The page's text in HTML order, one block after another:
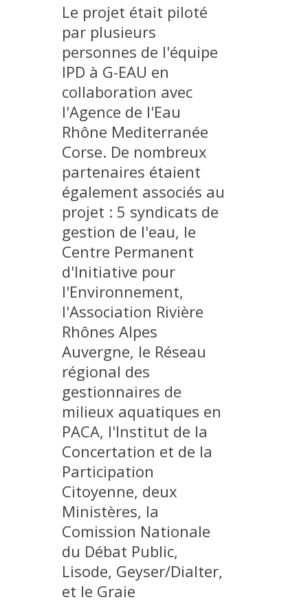
WORKING PAPERS
NOTES THÉMATIQUES
NOS TRAVAUX EN VIDÉO
Le projet était piloté
par plusieurs
personnes de l'équipe
IPD à G-EAU en
collaboration avec
l'Agence de l'Eau
Rhône Mediterranée
Corse. De nombreux
partenaires étaient
également associés au
projet : 5 syndicats de
gestion de l'eau, le
Centre Permanent
d'Initiative pour
l'Environnement,
l'Association Rivière
Rhônes Alpes
Auvergne, le Réseau
régional des
gestionnaires de
milieux aquatiques en
PACA, l'Institut de la
Concertation et de la
Participation
Citoyenne, deux
Ministères, la
Comission Nationale
du Débat Public,
Lisode, Geyser/Dialter,
et le Graie